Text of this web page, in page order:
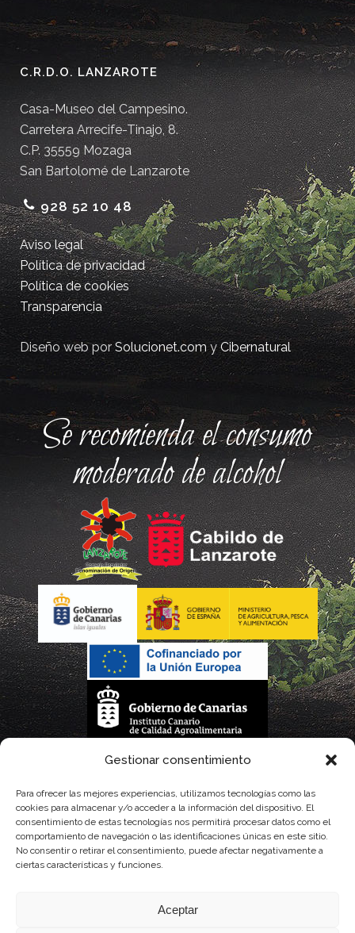
Gestionar consentimiento
Para ofrecer las mejores experiencias, utilizamos tecnologías como las
cookies para almacenar y/o acceder a la información del dispositivo. El
consentimiento de estas tecnologías nos permitirá procesar datos como el
comportamiento de navegación o las identificaciones únicas en este sitio.
No consentir o retirar el consentimiento, puede afectar negativamente a
ciertas características y funciones.
Aceptar
C.R.D.O. LANZAROTE
Casa-Museo del Campesino.
Carretera Arrecife-Tinajo, 8.
C.P. 35559 Mozaga
San Bartolomé de Lanzarote
928 52 10 48
Aviso legal
Política de privacidad
Política de cookies
Transparencia
Diseño web porSolucionet.comyCibernatural
Se recomienda el consumo
moderado de alcohol
La gestión de la DOP Lanzarote realizada por este Consejo Regulador es financiada,
con fondos provenientes del presupuesto de gastos del Instituto Canario de
Calidad Agroalimentaria